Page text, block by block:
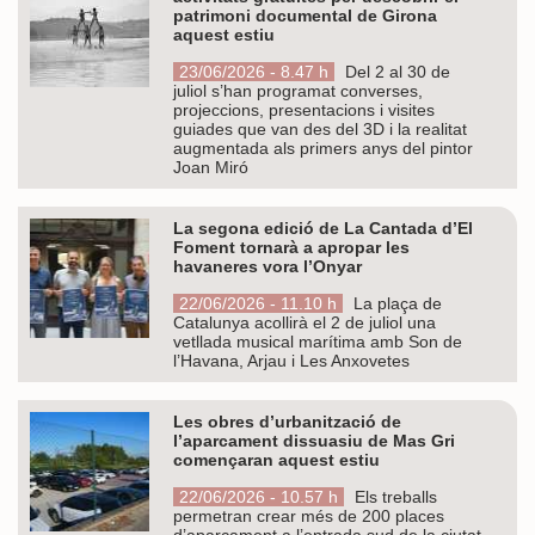
patrimoni documental de Girona
aquest estiu
23/06/2026 - 8.47 h
Del 2 al 30 de
juliol s’han programat converses,
projeccions, presentacions i visites
guiades que van des del 3D i la realitat
augmentada als primers anys del pintor
Joan Miró
La segona edició de La Cantada d’El
Foment tornarà a apropar les
havaneres vora l’Onyar
22/06/2026 - 11.10 h
La plaça de
Catalunya acollirà el 2 de juliol una
vetllada musical marítima amb Son de
l’Havana, Arjau i Les Anxovetes
Les obres d’urbanització de
l’aparcament dissuasiu de Mas Gri
començaran aquest estiu
22/06/2026 - 10.57 h
Els treballs
permetran crear més de 200 places